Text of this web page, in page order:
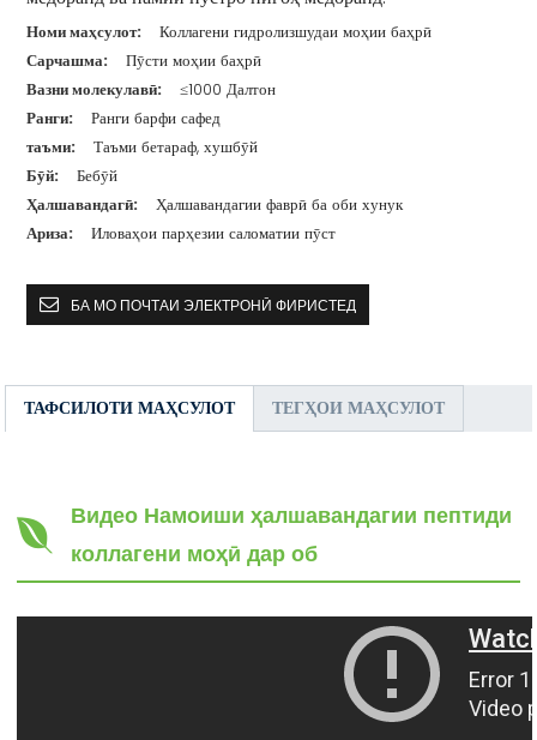
Номи маҳсулот:
Коллагени гидролизшудаи моҳии баҳрӣ
Сарчашма:
Пӯсти моҳии баҳрӣ
Вазни молекулавӣ:
≤1000 Далтон
Ранги:
Ранги барфи сафед
таъми:
Таъми бетараф, хушбӯй
Бӯй:
Бебӯй
Ҳалшавандагӣ:
Ҳалшавандагии фаврӣ ба оби хунук
Ариза:
Иловаҳои парҳезии саломатии пӯст
БА МО ПОЧТАИ ЭЛЕКТРОНӢ ФИРИСТЕД
ТАФСИЛОТИ МАҲСУЛОТ ТЕГҲОИ МАҲСУЛОТ
Видео Намоиши ҳалшавандагии пептиди
коллагени моҳӣ дар об